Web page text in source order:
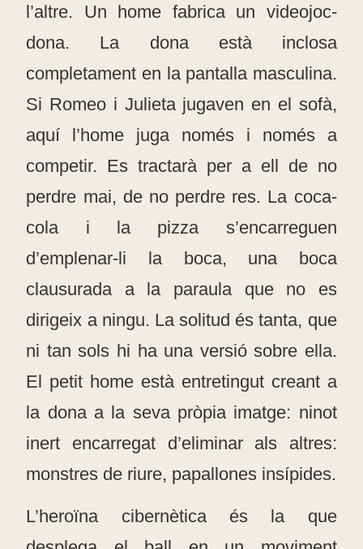
l’altre. Un home fabrica un videojoc-
dona. La dona està inclosa
completament en la pantalla masculina.
Si Romeo i Julieta jugaven en el sofà,
aquí l’home juga només i només a
competir. Es tractarà per a ell de no
perdre mai, de no perdre res. La coca-
cola i la pizza s’encarreguen
d’emplenar-li la boca, una boca
clausurada a la paraula que no es
dirigeix a ningu. La solitud és tanta, que
ni tan sols hi ha una versió sobre ella.
El petit home està entretingut creant a
la dona a la seva pròpia imatge: ninot
inert encarregat d’eliminar als altres:
monstres de riure, papallones insípides.
L’heroïna cibernètica és la que